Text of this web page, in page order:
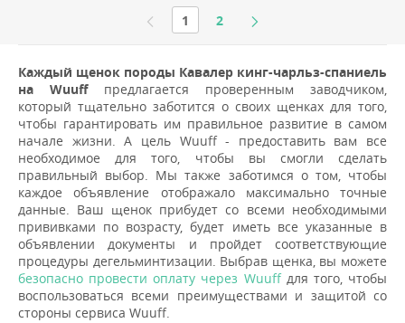
1 2
Каждый щенок породы Кавалер кинг-чарльз-спаниель
на Wuuffпредлагается проверенным заводчиком,
который тщательно заботится о своих щенках для того,
чтобы гарантировать им правильное развитие в самом
начале жизни. А цель Wuuff - предоставить вам все
необходимое для того, чтобы вы смогли сделать
правильный выбор. Мы также заботимся о том, чтобы
каждое объявление отображало максимально точные
данные. Ваш щенок прибудет со всеми необходимыми
прививками по возрасту, будет иметь все указанные в
объявлении документы и пройдет соответствующие
процедуры дегельминтизации. Выбрав щенка, вы можете
безопасно провести оплату через Wuuffдля того, чтобы
воспользоваться всеми преимуществами и защитой со
стороны сервиса Wuuff.